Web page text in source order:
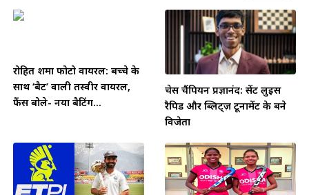
रोहित शर्मा फोटो वायरल: बच्चे के
साथ ‘बैट’ वाली तस्वीर वायरल,
फैंस बोले- नया बैटिंग...
चेस चैंपियन प्रज्ञानंद: सेंट लुइस
रैपिड और ब्लिट्ज़ टूर्नामेंट के बने
विजेता